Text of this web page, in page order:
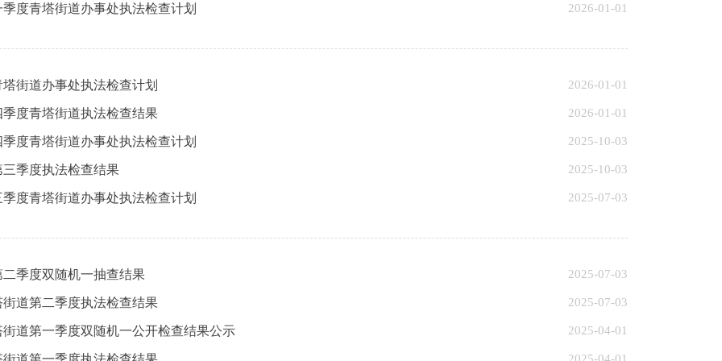
季度青塔街道办事处执法检查计划 2026-01-01
塔街道办事处执法检查计划 2026-01-01
季度青塔街道执法检查结果 2026-01-01
季度青塔街道办事处执法检查计划 2025-10-03
季度执法检查结果 2025-10-03
季度青塔街道办事处执法检查计划 2025-07-03
季度双随机一抽查结果 2025-07-03
街道第二季度执法检查结果 2025-07-03
街道第一季度双随机一公开检查结果公示 2025-04-01